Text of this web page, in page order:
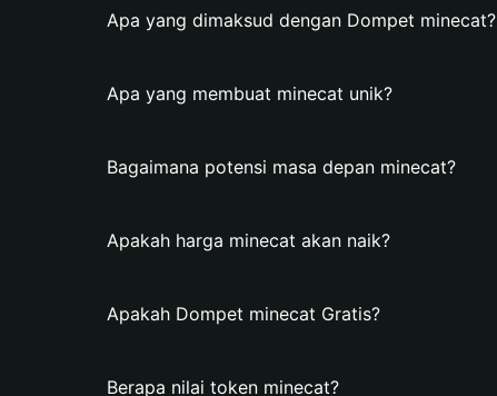
Apa yang dimaksud dengan Dompet minecat?
Apa yang membuat minecat unik?
Bagaimana potensi masa depan minecat?
Apakah harga minecat akan naik?
Apakah Dompet minecat Gratis?
Berapa nilai token minecat?